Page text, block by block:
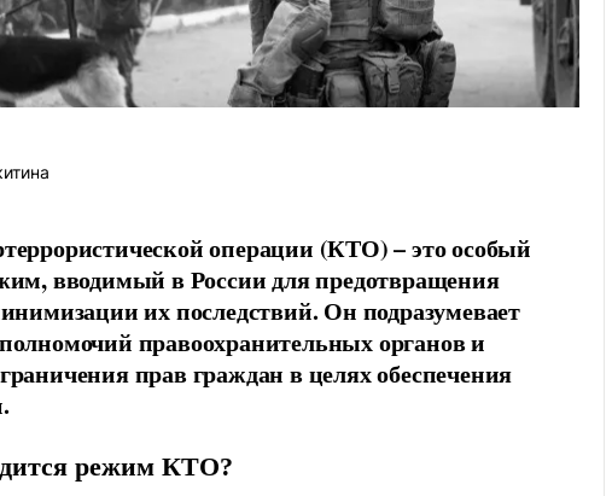
операции (КТО) – это особый
вводимый в России для предотвращения
их последствий. Он подразумевает
правоохранительных органов и
прав граждан в целях обеспечения
режим КТО?